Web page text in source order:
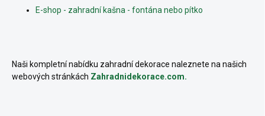
E-shop - zahradní kašna - fontána nebo pítko
Naši kompletní nabídku zahradní dekorace naleznete na našich
webových stránkách Zahradnidekorace.com.